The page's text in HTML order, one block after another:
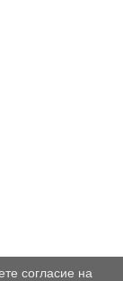
согласие на